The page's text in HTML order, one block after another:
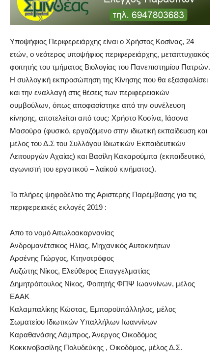
Υποψήφιoς Περιφερειάρχης είναι ο Χρήστος Κοσίνας, 24
ετών, ο νεότερος υποψήφιος περιφερειάρχης, μεταπτυχιακός
φοιτητής του τμήματος Βιολογίας του Πανεπιστημίου Πατρών.
Η συλλογική εκπροσώπηση της Κίνησης που θα εξασφαλίσει
και την εναλλαγή στις θέσεις των περιφερειακών
συμβούλων, όπως αποφασίστηκε από την συνέλευση
κίνησης, αποτελείται από τους: Χρήστο Κοσίνα, Ιάσονα
Μασούρα (φυσικό, εργαζόμενο στην ιδιωτική εκπαίδευση και
μέλος του Δ.Σ του Συλλόγου Ιδιωτικών Εκπαιδευτικών
Λειτουργών Αχαίας) και Βασίλη Κακαρούμπα (εκπαιδευτικό,
αγωνιστή του εργατικού – λαϊκού κινήματος).
Το πλήρες ψηφοδέλτιο της Αριστερής Παρέμβασης για τις
περιφερειακές εκλογές 2019 :
Απο το νομό Αιτωλοακαρνανίας
Ανδρομανέτσικος Ηλίας, Μηχανικός Αυτοκινήτων
Αρσένης Γιώργος, Κτηνοτρόφος
Αυζώτης Νίκος, Ελεύθερος Επαγγελματίας
Δημητρόπουλος Νίκος, Φοιτητής ΦΠΨ Ιωαννίνων, μέλος
ΕΑΑΚ
Καλαμπαλίκης Κώστας, Εμποροϋπάλληλος, μέλος
Σωματείου Ιδιωτικών Υπαλλήλων Ιωαννίνων
Καραθανάσης Λάμπρος, Άνεργος Οικοδόμος
Κοκκινοβασίλης Πολυδεύκης , Οικοδόμος, μέλος Δ.Σ.